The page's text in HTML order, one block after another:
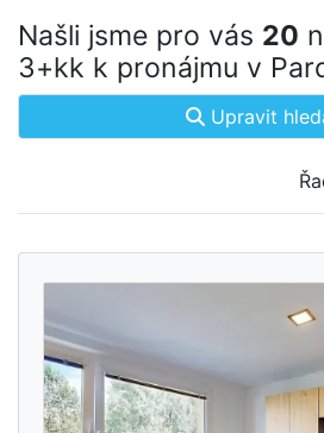
Našli jsme pro vás 20
3+kk k pronájmu v
Upravit